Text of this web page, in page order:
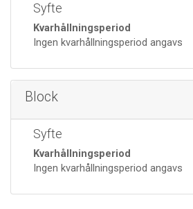
Syfte
Kvarhållningsperiod
Ingen kvarhållningsperiod angavs
Block
Syfte
Kvarhållningsperiod
Ingen kvarhållningsperiod angavs